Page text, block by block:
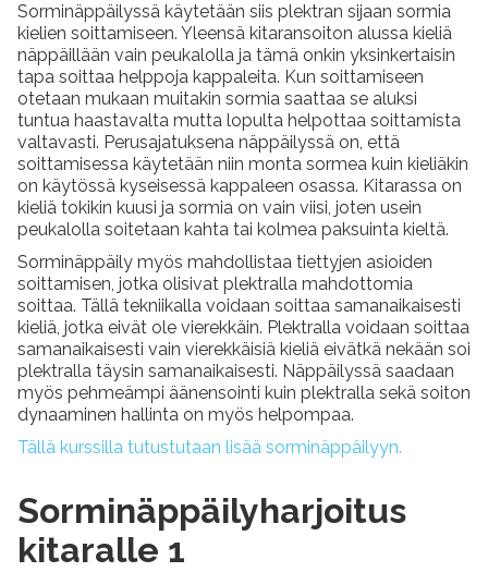
Sorminäppäilyssä käytetään siis plektran sijaan sormia
kielien soittamiseen. Yleensä kitaransoiton alussa kieliä
näppäillään vain peukalolla ja tämä onkin yksinkertaisin
tapa soittaa helppoja kappaleita. Kun soittamiseen
otetaan mukaan muitakin sormia saattaa se aluksi
tuntua haastavalta mutta lopulta helpottaa soittamista
valtavasti. Perusajatuksena näppäilyssä on, että
soittamisessa käytetään niin monta sormea kuin kieliäkin
on käytössä kyseisessä kappaleen osassa. Kitarassa on
kieliä tokikin kuusi ja sormia on vain viisi, joten usein
peukalolla soitetaan kahta tai kolmea paksuinta kieltä.
Sorminäppäily myös mahdollistaa tiettyjen asioiden
soittamisen, jotka olisivat plektralla mahdottomia
soittaa. Tällä tekniikalla voidaan soittaa samanaikaisesti
kieliä, jotka eivät ole vierekkäin. Plektralla voidaan soittaa
samanaikaisesti vain vierekkäisiä kieliä eivätkä nekään soi
plektralla täysin samanaikaisesti. Näppäilyssä saadaan
myös pehmeämpi äänensointi kuin plektralla sekä soiton
dynaaminen hallinta on myös helpompaa.
Tällä kurssilla tutustutaan lisää sorminäppäilyyn.
Sorminäppäilyharjoitus
kitaralle 1